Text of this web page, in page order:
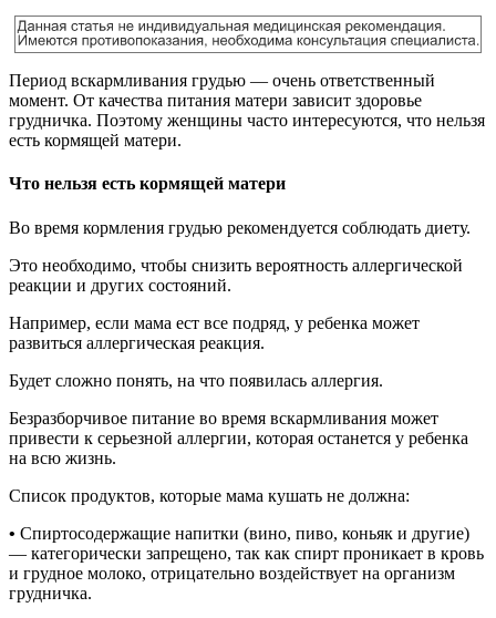
Период вскармливания грудью — очень ответственный
момент. От качества питания матери зависит здоровье
грудничка. Поэтому женщины часто интересуются, что нельзя
есть кормящей матери.
Что нельзя есть кормящей матери
Во время кормления грудью рекомендуется соблюдать диету.
Это необходимо, чтобы снизить вероятность аллергической
реакции и других состояний.
Например, если мама ест все подряд, у ребенка может
развиться аллергическая реакция.
Будет сложно понять, на что появилась аллергия.
Безразборчивое питание во время вскармливания может
привести к серьезной аллергии, которая останется у ребенка
на всю жизнь.
Список продуктов, которые мама кушать не должна:
• Спиртосодержащие напитки (вино, пиво, коньяк и другие)
— категорически запрещено, так как спирт проникает в кровь
и грудное молоко, отрицательно воздействует на организм
грудничка.